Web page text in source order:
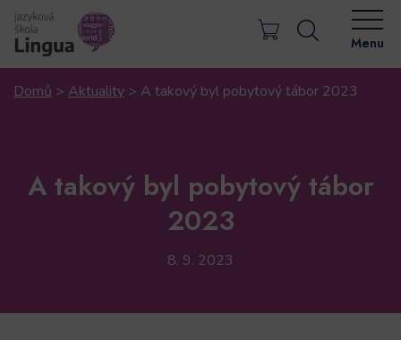
Menu
Domů > Aktuality > A takový byl pobytový tábor 2023
A takový byl pobytový tábor
2023
8. 9. 2023